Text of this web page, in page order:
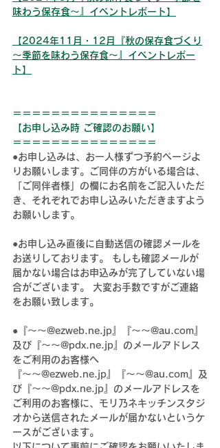
味わう保存食～』イベントレポート】
【2024年11月・12月『秋の保存食づくり
～季節を味わう保存食～』イベントレポー
ト】
＝＝＝＝＝＝＝＝＝＝＝＝＝＝＝
【お申し込み時 ご確認のお願い】
＝＝＝＝＝＝＝＝＝＝＝＝＝＝＝
●お申し込みは、お一人様ずつ予約ページよ
りお願いします。ご同伴の方がいる場合は、
「ご同伴者様」の欄にお名前をご記入いただ
き、それぞれでお申し込みいただきますよう
お願いします。
●お申し込み直後に自動送信の確認メールを
お送りしております。 もしも確認メールが
届かない場合はお申込みが完了していない場
合がございます。 大変お手数ですがご連絡
をお願い致します。
● 『～～@ezweb.ne.jp 』『～～@au.com
及び『～～@pdx.ne.jp
のメールアドレス
をご利用のお客様へ
『～～@ezweb.ne.jp 』『～～@au.com 』及
び『～～@pdx.ne.jp
のメールアドレスを
ご利用のお客様に、モリ乃ネキッチンスタジ
オから送信されたメールが届かないというケ
ースがございます。